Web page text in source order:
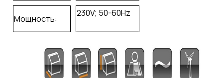
Мощность:
230V; 50-60Hz